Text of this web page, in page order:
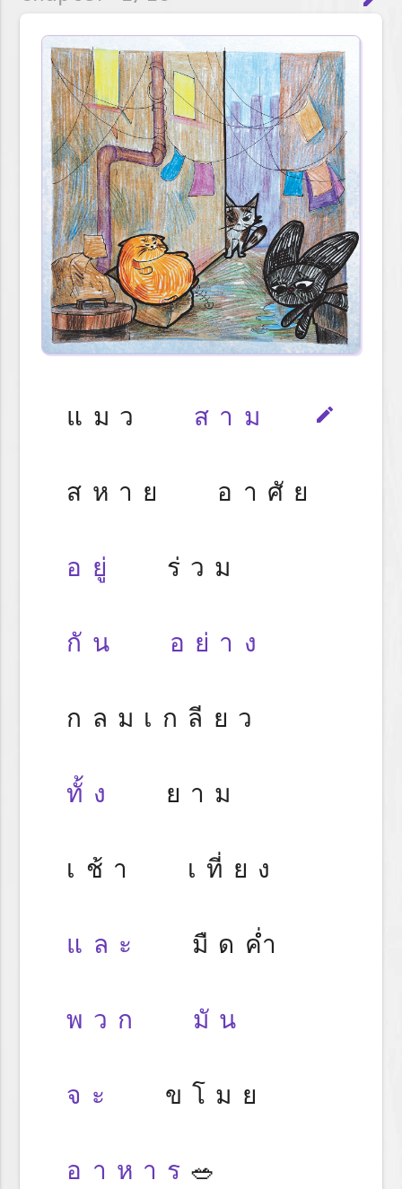
edit
แมว สาม
สหาย อาศัย
อยู่ ร่วม
กัน อย่าง
กลมเกลียว
ทั้ง ยาม
เช้า เที่ยง
และ มืดค่ำ
พวก มัน
จะ ขโมย
อาหาร 🥗